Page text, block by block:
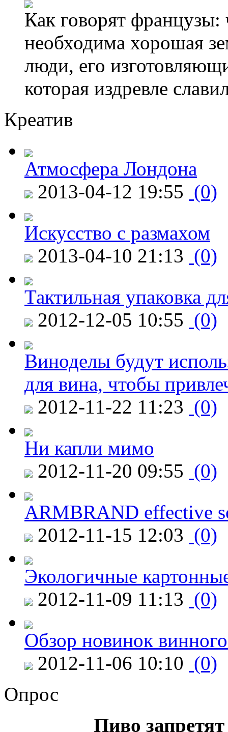
Как говорят
необходима хорошая
люди, его
которая издревле
Креатив
Атмосфера Лондона
2013-04-12 19:55 (0)
Искусство с размахом
2013-04-10 21:13 (0)
Тактильная упаковка
2012-12-05 10:55 (0)
Виноделы будут
для вина, чтобы
2012-11-22 11:23 (0)
Ни капли мимо
2012-11-20 09:55 (0)
ARMBRAND effective
2012-11-15 12:03 (0)
Экологичные
2012-11-09 11:13 (0)
Обзор новинок
2012-11-06 10:10 (0)
Опрос
Пиво